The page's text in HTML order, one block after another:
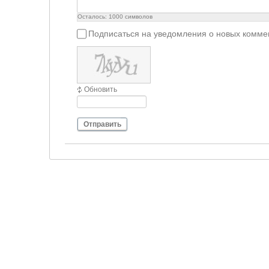
Осталось: 1000 символов
Подписаться на уведомления о новых
Обновить
Отправить